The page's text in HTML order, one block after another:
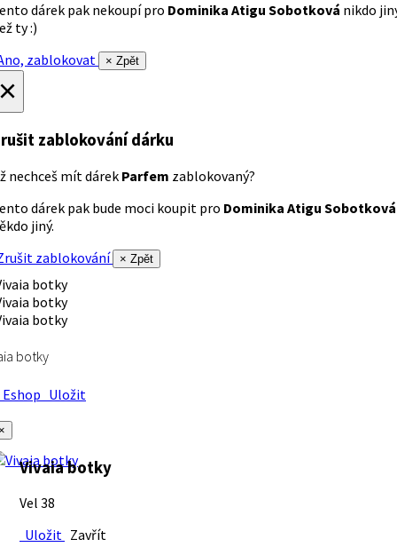
dárek pak nekoupí pro Dominika Atigu Sobotková nikdo
ty :)
zablokovat
× Zpět
zablokování dárku
nechceš mít dárek Parfem zablokovaný?
dárek pak bude moci koupit pro Dominika Atigu Sobotková
jiný.
zablokování
× Zpět
botky
Uložit
Vivaia botky
Vel 38
Uložit Zavřít